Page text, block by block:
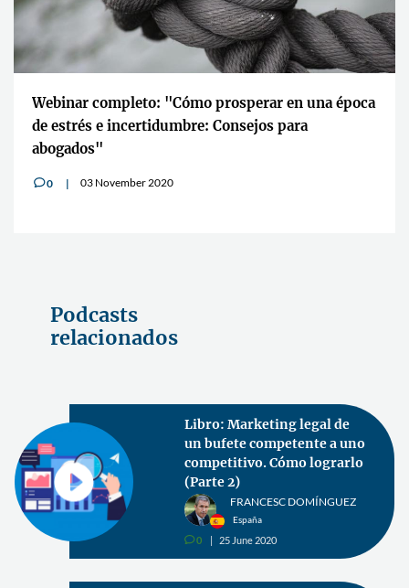
Webinar completo: "Cómo prosperar en una época
de estrés e incertidumbre: Consejos para
abogados"
v0 03 November 2020
Podcasts
relacionados
Libro: Marketing legal de
un bufete competente a uno
competitivo. Cómo lograrlo
(Parte 2)
FRANCESC DOMÍNGUEZ
España
v0 25 June 2020